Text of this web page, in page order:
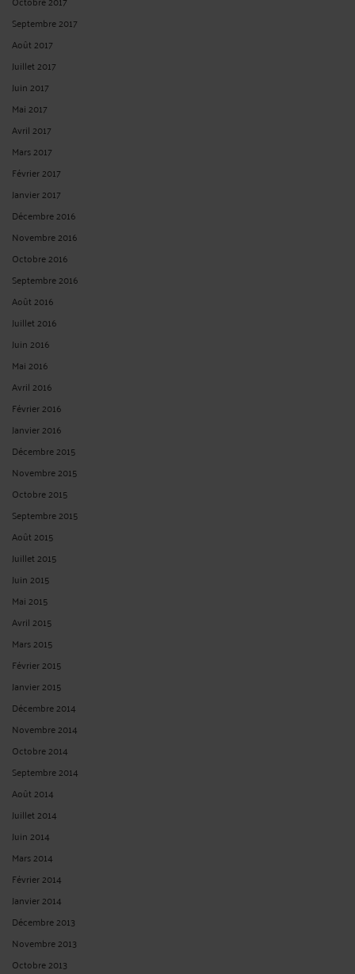
Septembre 2017
Août 2017
Juillet 2017
Juin 2017
Mai 2017
Avril 2017
Mars 2017
Février 2017
Janvier 2017
Décembre 2016
Novembre 2016
Octobre 2016
Septembre 2016
Août 2016
Juillet 2016
Juin 2016
Mai 2016
Avril 2016
Février 2016
Janvier 2016
Décembre 2015
Novembre 2015
Octobre 2015
Septembre 2015
Août 2015
Juillet 2015
Juin 2015
Mai 2015
Avril 2015
Mars 2015
Février 2015
Janvier 2015
Décembre 2014
Novembre 2014
Octobre 2014
Septembre 2014
Août 2014
Juillet 2014
Juin 2014
Mars 2014
Février 2014
Janvier 2014
Décembre 2013
Novembre 2013
Octobre 2013